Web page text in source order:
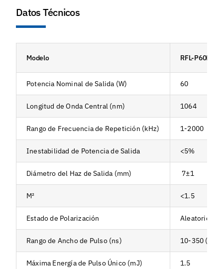
Datos Técnicos
Modelo RFL-P60MX
Potencia Nominal de Salida (W) 60
Longitud de Onda Central (nm) 1064
Rango de Frecuencia de Repetición (kHz) 1-2000
Inestabilidad de Potencia de Salida <5%
Diámetro del Haz de Salida (mm) 7±1
M² <1.5
Estado de Polarización Aleatorio
Rango de Ancho de Pulso (ns) 10-350
Máxima Energía de Pulso Único (mJ) 1.5